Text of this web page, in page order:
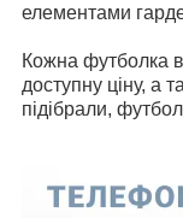
елементами
Кожна футболка
доступну ціну, а
підібрали,